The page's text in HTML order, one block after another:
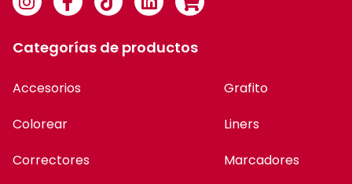
Categorías de productos
Accesorios
Colorear
Correctores
Grafito
Liners
Marcadores